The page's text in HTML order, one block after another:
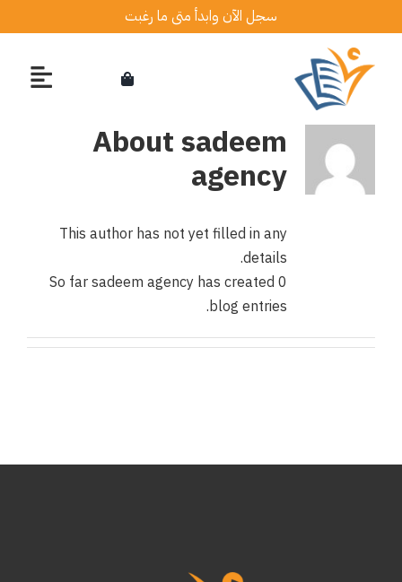
to
content
سجل الآن وابدأ متى ما رغبت
Aboutsadeem
agency
This author has not yet filled in any
details.
So far sadeem agency has created 0
blog entries.